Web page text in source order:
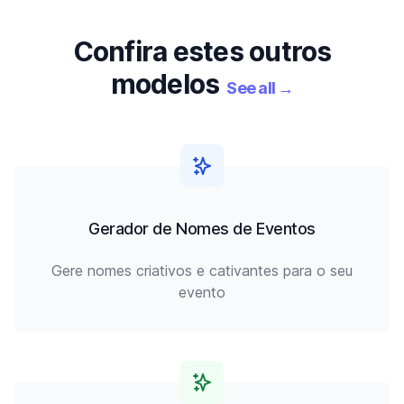
Confira estes outros
modelos See all →
Gerador de Nomes de Eventos
Gere nomes criativos e cativantes para o seu
evento